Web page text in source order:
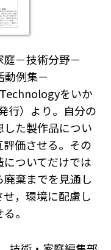
－技術分野－
動例集－
をいか
行）より。自分の
た製作品につい
価させる。その
ついてだけでは
棄までを見通し
，環境に配慮し
。